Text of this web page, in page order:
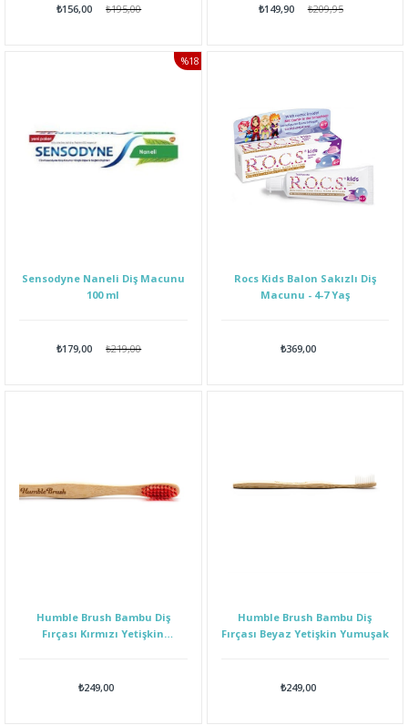
₺156,00 ₺195,00 ₺149,90 ₺209,95
Sensodyne Naneli Diş Macunu
100 ml
₺179,00 ₺219,00
%18
Rocs Kids Balon Sakızlı Diş
Macunu - 4-7 Yaş
₺369,00
Humble Brush Bambu Diş
Fırçası Kırmızı Yetişkin
₺249,00
Humble Brush Bambu Diş
Fırçası Beyaz Yetişkin Yumuşak
₺249,00